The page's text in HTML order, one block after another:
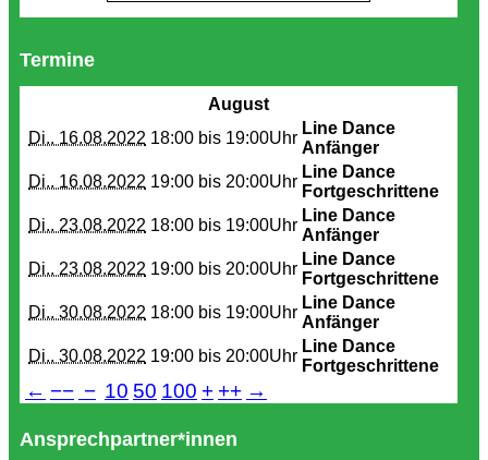
Termine
August
Di.. 16.08.2022 18:00 bis 19:00Uhr
Line Dance
Anfänger
Di.. 16.08.2022 19:00 bis 20:00Uhr
Line Dance
Fortgeschrittene
Di.. 23.08.2022 18:00 bis 19:00Uhr
Line Dance
Anfänger
Di.. 23.08.2022 19:00 bis 20:00Uhr
Line Dance
Fortgeschrittene
Di.. 30.08.2022 18:00 bis 19:00Uhr
Line Dance
Anfänger
Di.. 30.08.2022 19:00 bis 20:00Uhr
Line Dance
Fortgeschrittene
← −− − 10 50 100 + ++ →
Ansprechpartner*innen